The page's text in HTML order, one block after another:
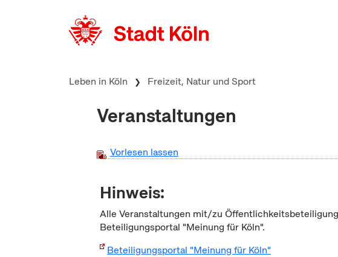
Leben in Köln Freizeit, Natur und Sport
Veranstaltungen
Vorlesen lassen
Hinweis:
Alle Veranstaltungen mit/zu
Beteiligungsportal "Meinung für Köln".
Beteiligungsportal "Meinung für Köln"